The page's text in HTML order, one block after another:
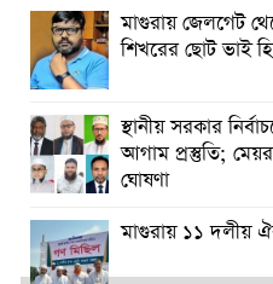
মাগুরায় জেলগেট
শিখরের ছোট ভাই
স্থানীয় সরকার
আগাম প্রস্তুতি; মেয়র
ঘোষণা
মাগুরায় ১১ দলীয়